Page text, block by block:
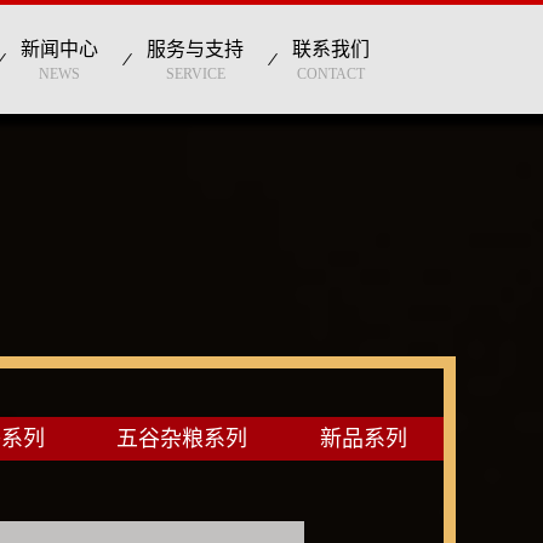
新闻中心
NEWS
服务与支持
SERVICE
联系我们
CONTACT
列 五谷杂粮系列 新品系列